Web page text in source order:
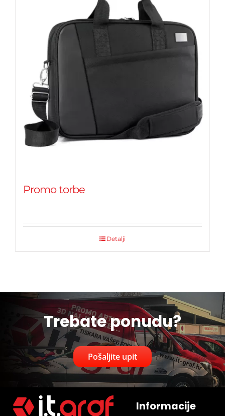
Promo torbe
Detalji
Trebate ponudu?
Pošaljite upit
Informacije